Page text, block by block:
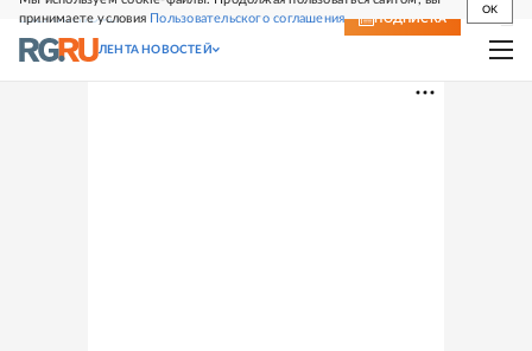
принимаете условия Пользовательского соглашения
OK
СВЕЖИЙ НОМЕР ПОДПИСКА
ЛЕНТА НОВОСТЕЙ